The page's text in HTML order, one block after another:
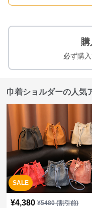
必ず購
巾着ショルダーの人気
SALE
¥4,380 ¥5480(割引前)